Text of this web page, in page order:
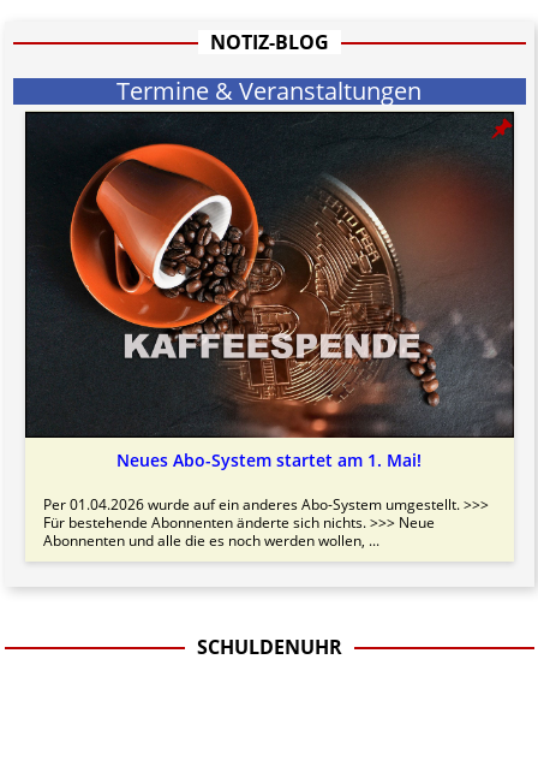
Bitte beachten Sie in dem Zusammenhang auch unsereAGB.
NOTIZ-BLOG
Termine & Veranstaltungen
Neues Abo-System startet am 1. Mai!
Per 01.04.2026 wurde auf ein anderes Abo-System umgestellt. >>>
Für bestehende Abonnenten änderte sich nichts. >>> Neue
Abonnenten und alle die es noch werden wollen, ...
SCHULDENUHR